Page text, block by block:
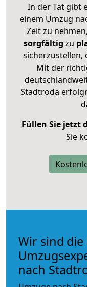
In der Tat gibt
einem Umzug
Zeit zu
sorgfältig zu
sicherzustellen,
Mit der
Stadtroda
Füllen Sie jetzt
Sie
Wir sind die
nach